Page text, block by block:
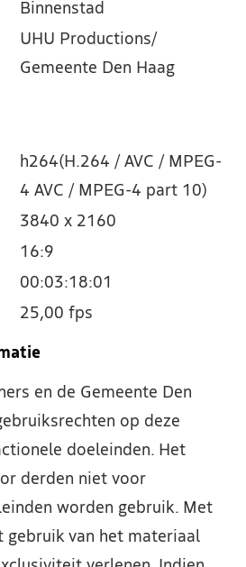
Binnenstad
UHU Productions/
Gemeente Den Haag
h264(H.264 / AVC / MPEG-
4 AVC / MPEG-4 part 10)
3840 x 2160
16:9
00:03:18:01
25,00 fps
en de Gemeente Den
op deze
doeleinden. Het
derden niet voor
worden gebruik. Met
van het materiaal